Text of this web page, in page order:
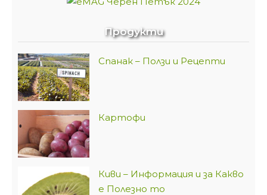
Продукти
Спанак – Ползи и Рецепти
Картофи
Киви – Информация и за Какво
е Полезно то